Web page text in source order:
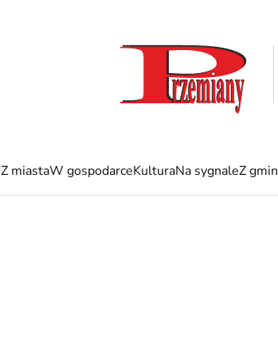
Z miastaW gospodarceKulturaNa sygnaleZ gmin